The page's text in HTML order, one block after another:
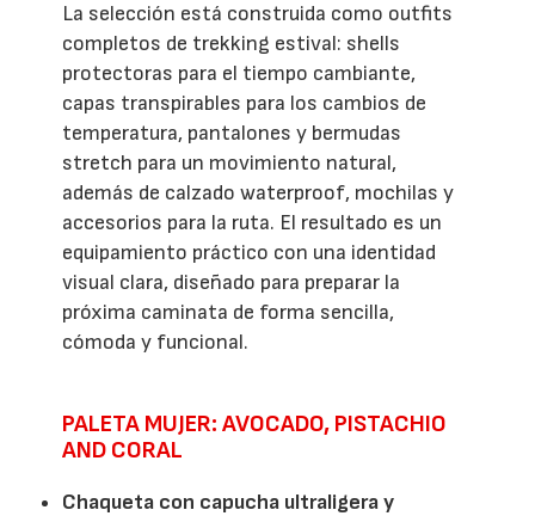
La selección está construida como outfits
completos de trekking estival: shells
protectoras para el tiempo cambiante,
capas transpirables para los cambios de
temperatura, pantalones y bermudas
stretch para un movimiento natural,
además de calzado waterproof, mochilas y
accesorios para la ruta. El resultado es un
equipamiento práctico con una identidad
visual clara, diseñado para preparar la
próxima caminata de forma sencilla,
cómoda y funcional.
PALETA MUJER: AVOCADO, PISTACHIO
AND CORAL
Chaqueta con capucha ultraligera y